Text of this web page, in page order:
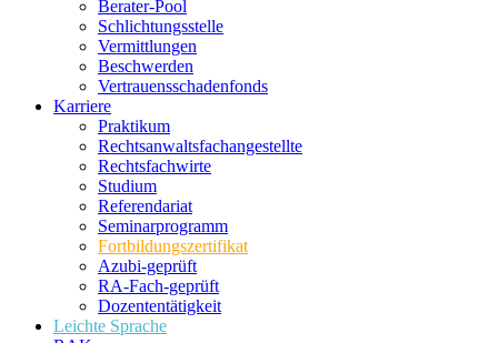
Berater-Pool
Schlichtungsstelle
Vermittlungen
Beschwerden
Vertrauensschadenfonds
Karriere
Praktikum
Rechtsanwalts­fachangestellte
Rechtsfachwirte
Studium
Referendariat
Seminarprogramm
Fortbildungszertifikat
Azubi-geprüft
RA-Fach-geprüft
Dozententätigkeit
Leichte Sprache